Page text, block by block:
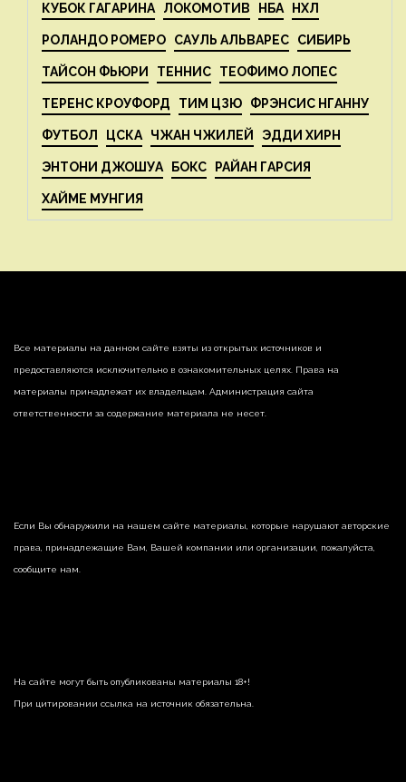
КУБОК ГАГАРИНА ЛОКОМОТИВ НБА НХЛ
РОЛАНДО РОМЕРО САУЛЬ АЛЬВАРЕС СИБИРЬ
ТАЙСОН ФЬЮРИ ТЕННИС ТЕОФИМО ЛОПЕС
ТЕРЕНС КРОУФОРД ТИМ ЦЗЮ ФРЭНСИС НГАННУ
ФУТБОЛ ЦСКА ЧЖАН ЧЖИЛЕЙ ЭДДИ ХИРН
ЭНТОНИ ДЖОШУА БОКС РАЙАН ГАРСИЯ
ХАЙМЕ МУНГИЯ
Все материалы на данном сайте взяты из открытых источников и
предоставляются исключительно в ознакомительных целях. Права на
материалы принадлежат их владельцам. Администрация сайта
ответственности за содержание материала не несет.
Если Вы обнаружили на нашем сайте материалы, которые нарушают авторские
права, принадлежащие Вам, Вашей компании или организации, пожалуйста,
сообщите нам.
На сайте могут быть опубликованы материалы 18+!
При цитировании ссылка на источник обязательна.